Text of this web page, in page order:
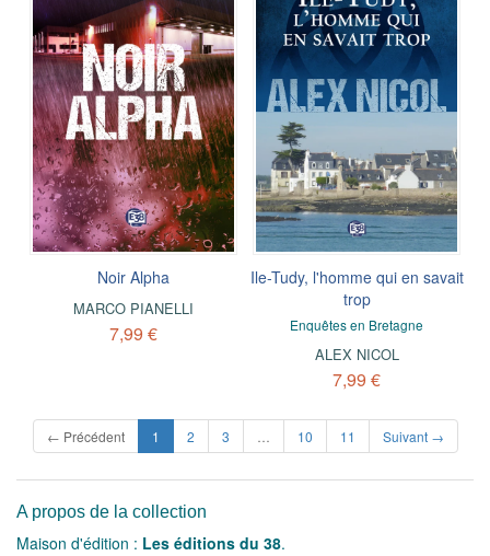
Noir Alpha
MARCO PIANELLI
7,99 €
Ile-Tudy, l'homme qui en savait
trop
Enquêtes en Bretagne
ALEX NICOL
7,99 €
← Précédent 1 (current)
2 3 10 11 Suivant →
A propos de la collection
Maison d'édition : Les éditions du 38.